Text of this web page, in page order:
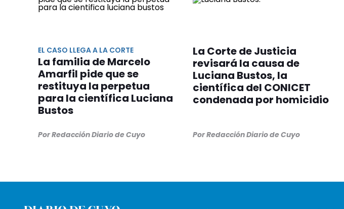
EL CASO LLEGA A LA CORTE
La familia de Marcelo
Amarfil pide que se
restituya la perpetua
para la científica Luciana
Bustos
Por Redacción Diario de Cuyo
La Corte de Justicia
revisará la causa de
Luciana Bustos, la
científica del CONICET
condenada por homicidio
Por Redacción Diario de Cuyo